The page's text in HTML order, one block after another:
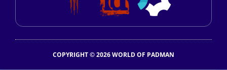
COPYRIGHT © 2026 WORLD OF PADMAN